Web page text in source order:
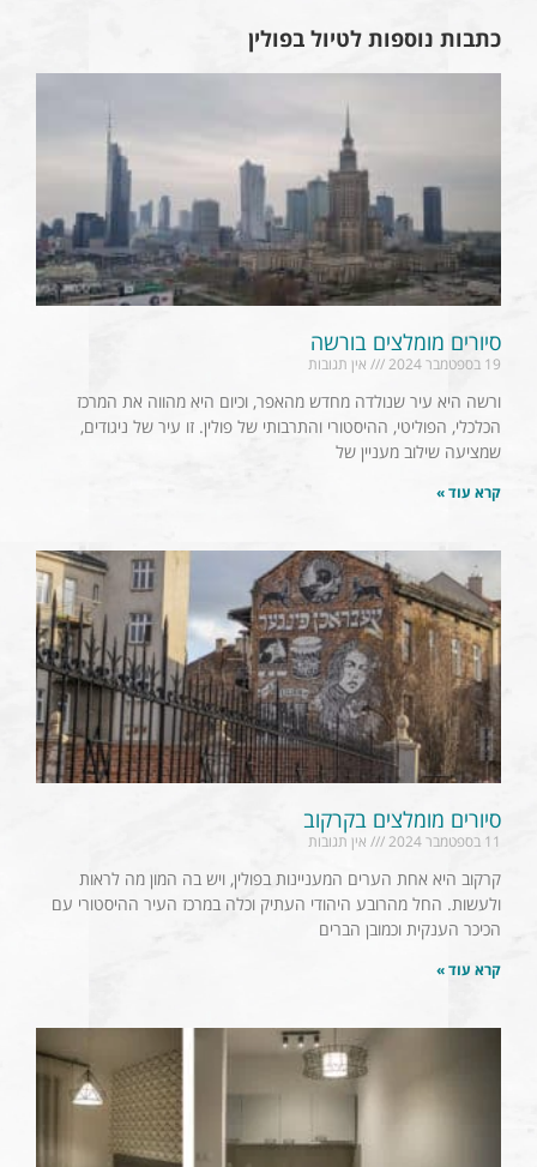
כתבות נוספות לטיול בפולין
סיורים מומלצים בורשה
19 בספטמבר 2024 אין תגובות
ורשה היא עיר שנולדה מחדש מהאפר, וכיום היא מהווה את המרכז
הכלכלי, הפוליטי, ההיסטורי והתרבותי של פולין. זו עיר של ניגודים,
שמציעה שילוב מעניין של
קרא עוד »
סיורים מומלצים בקרקוב
11 בספטמבר 2024 אין תגובות
קרקוב היא אחת הערים המעניינות בפולין, ויש בה המון מה לראות
ולעשות. החל מהרובע היהודי העתיק וכלה במרכז העיר ההיסטורי עם
הכיכר הענקית וכמובן הברים
קרא עוד »